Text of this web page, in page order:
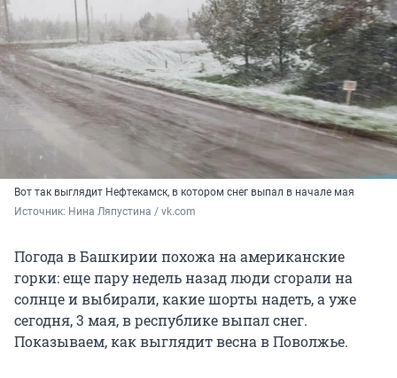
Вот так выглядит Нефтекамск, в котором снег выпал в начале мая
Источник: Нина Ляпустина / vk.com
Погода в Башкирии похожа на американские
горки: еще пару недель назад люди сгорали на
солнце и выбирали, какие шорты надеть, а уже
сегодня, 3 мая, в республике выпал снег.
Показываем, как выглядит весна в Поволжье.